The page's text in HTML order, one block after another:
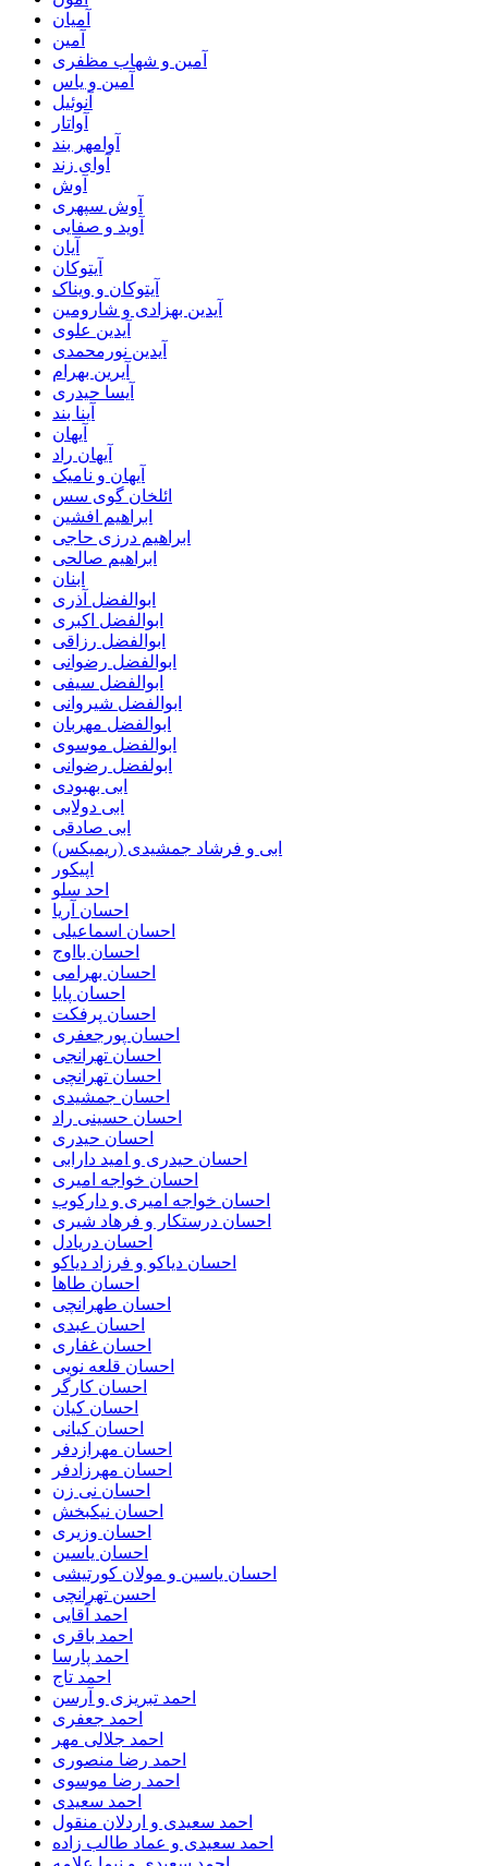
آمیان
آمین
آمین و شهاب مظفری
آمین و یاس
آنوئیل
آواتار
آوامهر بند
آوای زند
آوش
آوش سپهری
آوید و صفایی
آیان
آیتوکان
آیتوکان و ویناک
آیدین بهزادی و شارومین
آیدین علوی
آیدین نورمحمدی
آیرین بهرام
آیسا حیدری
آینا بند
آیهان
آیهان راد
آیهان و نامیک
ائلخان گوی سس
ابراهیم افشین
ابراهیم درزی حاجی
ابراهیم صالحی
ابنان
ابوالفضل آذری
ابوالفضل اکبری
ابوالفضل رزاقی
ابوالفضل رضوانی
ابوالفضل سیفی
ابوالفضل شیروانی
ابوالفضل مهربان
ابوالفضل موسوی
ابولفضل رضوانی
ابی بهبودی
ابی دولابی
ابی صادقی
ابی و فرشاد جمشیدی (ریمیکس)
اپیکور
احد سلو
احسان آریا
احسان اسماعیلی
احسان بااوج
احسان بهرامی
احسان پایا
احسان پرفکت
احسان پورجعفری
احسان تهرانجی
احسان تهرانچی
احسان جمشیدی
احسان حسینی راد
احسان حیدری
احسان حیدری و امید دارابی
احسان خواجه امیری
احسان خواجه امیری و دارکوب
احسان درستكار و فرهاد شيرى
احسان دریادل
احسان دیاکو و فرزاد دیاکو
احسان طاها
احسان طهرانچی
احسان عبدی
احسان غفاری
احسان قلعه نویی
احسان کارگر
احسان کیان
احسان کیانی
احسان مهرازدفر
احسان مهرزادفر
احسان نی زن
احسان نیکبخش
احسان وزیری
احسان یاسین
احسان یاسین و مولان کورتیشی
احسن تهرانچی
احمد آقایی
احمد باقری
احمد پارسا
احمد تاج
احمد تبریزی و آرسن
احمد جعفری
احمد جلالی مهر
احمد رضا منصوری
احمد رضا موسوی
احمد سعیدی
احمد سعیدی و اردلان منقول
احمد سعیدی و عماد طالب زاده